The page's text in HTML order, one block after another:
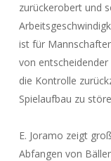
zurückerobert und
ist für
von
die Kontrolle
Spielaufbau zu
E. Joramo zeigt
Abfangen von